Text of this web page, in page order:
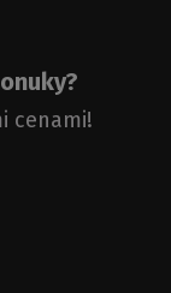
cenami!